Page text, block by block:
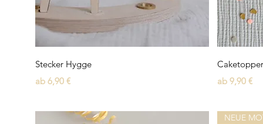
Stecker Hygge
ab 6,90 €
Sale-Preis
ab 9,90 €
Sale-Preis
NEUE